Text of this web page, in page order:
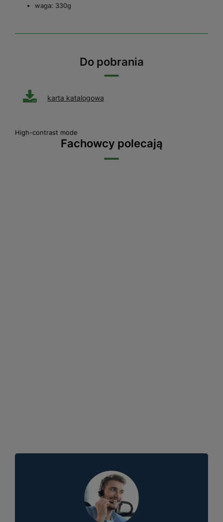
waga: 330g
Do pobrania
karta katalogowa
High-contrast mode
Fachowcy polecają